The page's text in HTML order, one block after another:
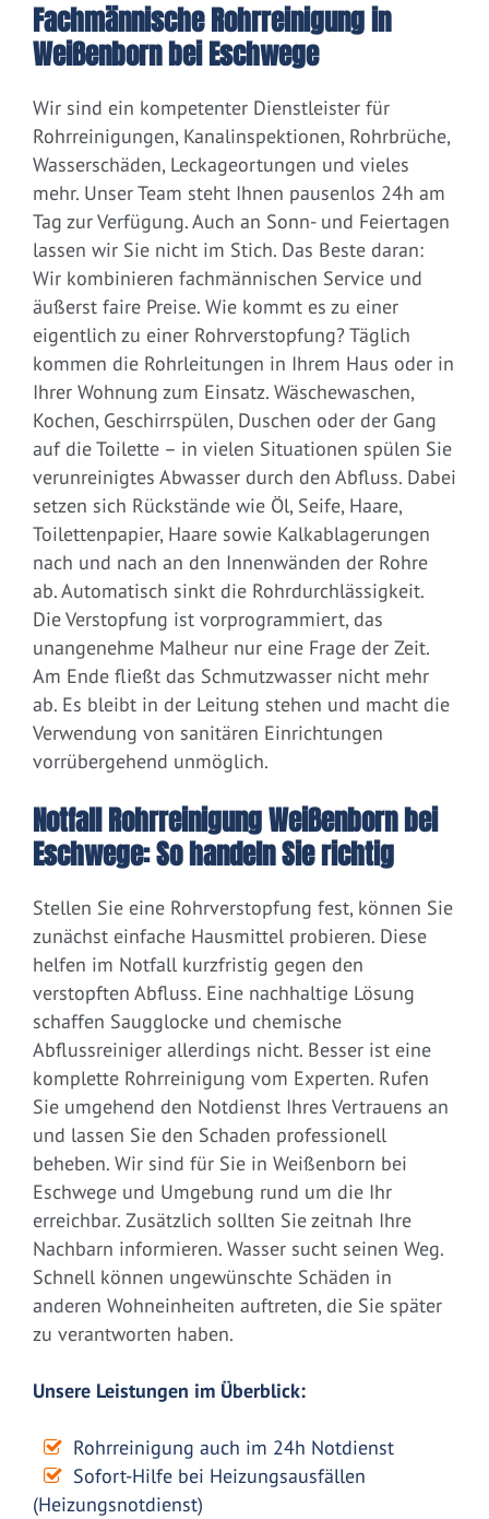
Fachmännische Rohrreinigung in
Weißenborn bei Eschwege
Wir sind ein kompetenter Dienstleister für
Rohrreinigungen, Kanalinspektionen, Rohrbrüche,
Wasserschäden, Leckageortungen und vieles
mehr. Unser Team steht Ihnen pausenlos 24h am
Tag zur Verfügung. Auch an Sonn- und Feiertagen
lassen wir Sie nicht im Stich. Das Beste daran:
Wir kombinieren fachmännischen Service und
äußerst faire Preise. Wie kommt es zu einer
eigentlich zu einer Rohrverstopfung? Täglich
kommen die Rohrleitungen in Ihrem Haus oder in
Ihrer Wohnung zum Einsatz. Wäschewaschen,
Kochen, Geschirrspülen, Duschen oder der Gang
auf die Toilette – in vielen Situationen spülen Sie
verunreinigtes Abwasser durch den Abfluss. Dabei
setzen sich Rückstände wie Öl, Seife, Haare,
Toilettenpapier, Haare sowie Kalkablagerungen
nach und nach an den Innenwänden der Rohre
ab. Automatisch sinkt die Rohrdurchlässigkeit.
Die Verstopfung ist vorprogrammiert, das
unangenehme Malheur nur eine Frage der Zeit.
Am Ende fließt das Schmutzwasser nicht mehr
ab. Es bleibt in der Leitung stehen und macht die
Verwendung von sanitären Einrichtungen
vorrübergehend unmöglich.
Notfall Rohrreinigung Weißenborn bei
Eschwege: So handeln Sie richtig
Stellen Sie eine Rohrverstopfung fest, können Sie
zunächst einfache Hausmittel probieren. Diese
helfen im Notfall kurzfristig gegen den
verstopften Abfluss. Eine nachhaltige Lösung
schaffen Saugglocke und chemische
Abflussreiniger allerdings nicht. Besser ist eine
komplette Rohrreinigung vom Experten. Rufen
Sie umgehend den Notdienst Ihres Vertrauens an
und lassen Sie den Schaden professionell
beheben. Wir sind für Sie in Weißenborn bei
Eschwege und Umgebung rund um die Ihr
erreichbar. Zusätzlich sollten Sie zeitnah Ihre
Nachbarn informieren. Wasser sucht seinen Weg.
Schnell können ungewünschte Schäden in
anderen Wohneinheiten auftreten, die Sie später
zu verantworten haben.
Unsere Leistungen im Überblick:
Rohrreinigung auch im 24h Notdienst
Sofort-Hilfe bei Heizungsausfällen
(Heizungsnotdienst)